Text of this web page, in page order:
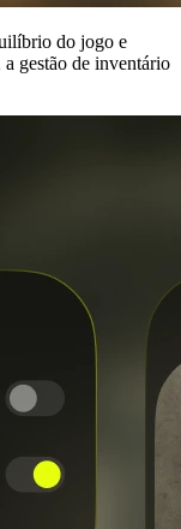
do jogo e
gestão de inventário